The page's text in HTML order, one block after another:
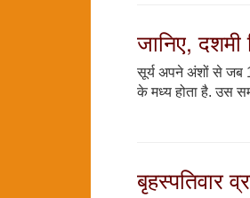
जानिए,
सूर्य अपने अंशों से जब
के मध्य होता है. उस